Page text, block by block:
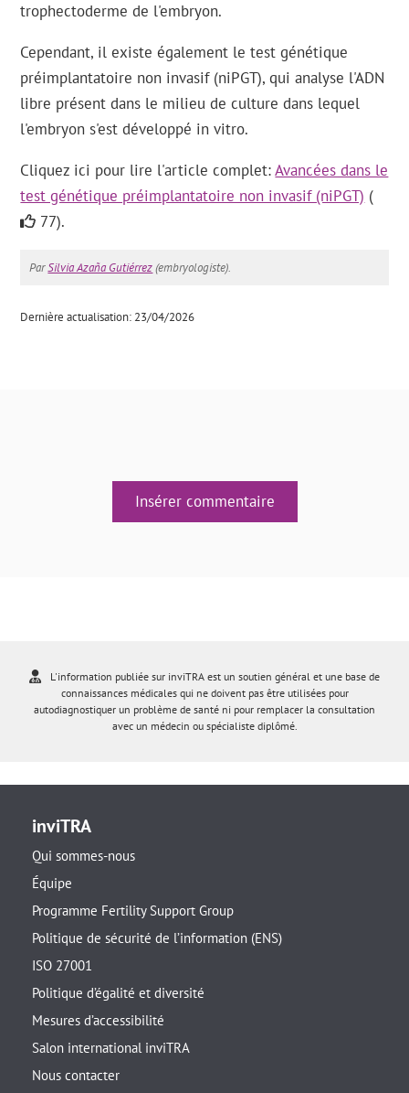
trophectoderme de l'embryon.
Cependant, il existe également le test génétique
préimplantatoire non invasif (niPGT), qui analyse l'ADN
libre présent dans le milieu de culture dans lequel
l'embryon s'est développé in vitro.
Cliquez ici pour lire l'article complet:Avancées dans le
test génétique préimplantatoire non invasif (niPGT) (
77).
ParSilvia Azaña Gutiérrez(embryologiste).
Dernière actualisation: 23/04/2026
Insérer commentaire
L'information publiée sur inviTRA est un soutien général et une base de
connaissances médicales qui ne doivent pas être utilisées pour
autodiagnostiquer un problème de santé ni pour remplacer la consultation
avec un médecin ou spécialiste diplômé.
inviTRA
Qui sommes-nous
Équipe
Programme Fertility Support Group
Politique de sécurité de l’information (ENS)
ISO 27001
Politique d’égalité et diversité
Mesures d’accessibilité
Salon international inviTRA
Nous contacter